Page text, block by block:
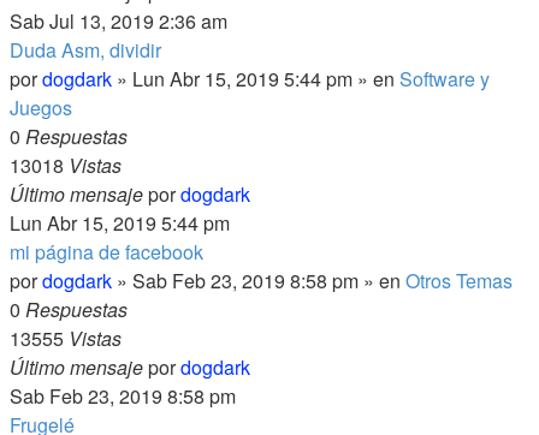
Sab Jul 13, 2019 2:36 am
Duda Asm, dividir
pordogdark » Lun Abr 15, 2019 5:44 pm » en Software y
Juegos
0 Respuestas
13018 Vistas
Último mensajepordogdark
Lun Abr 15, 2019 5:44 pm
mi página de facebook
pordogdark » Sab Feb 23, 2019 8:58 pm » en Otros Temas
0 Respuestas
13555 Vistas
Último mensajepordogdark
Sab Feb 23, 2019 8:58 pm
Frugelé